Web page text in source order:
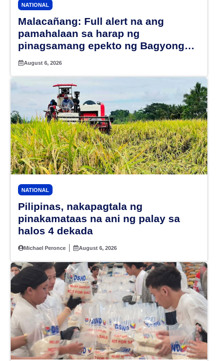
NATIONAL
Malacañang: Full alert na ang
pamahalaan sa harap ng
pinagsamang epekto ng Bagyong
Maymay at habagat
August 6, 2026
NATIONAL
Pilipinas, nakapagtala ng
pinakamataas na ani ng palay sa
halos 4 dekada
Michael Peronce August 6, 2026